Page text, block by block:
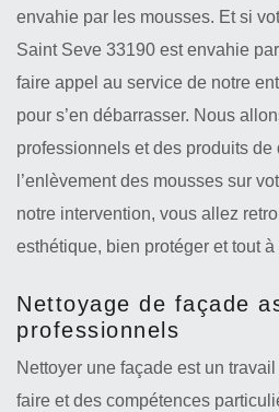
envahie par les mousses. Et si
Saint Seve 33190 est envahie
faire appel au service de notre
pour s’en débarrasser. Nous
professionnels et des produits de
l’enlèvement des mousses sur
notre intervention, vous allez
esthétique, bien protéger et tout à
Nettoyage de façade
professionnels
Nettoyer une façade est un
faire et des compétences